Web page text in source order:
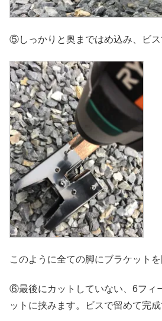
⑤しっかりと奥まではめ込み、ビス
このように全ての脚にブラケットを
⑥最後にカットしていない、6フィ
ットに挟みます。ビスで留めて完成